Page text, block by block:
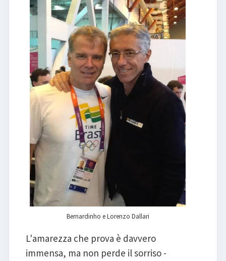
Bernardinho e Lorenzo Dallari
L'amarezza che prova è davvero
immensa, ma non perde il sorriso -